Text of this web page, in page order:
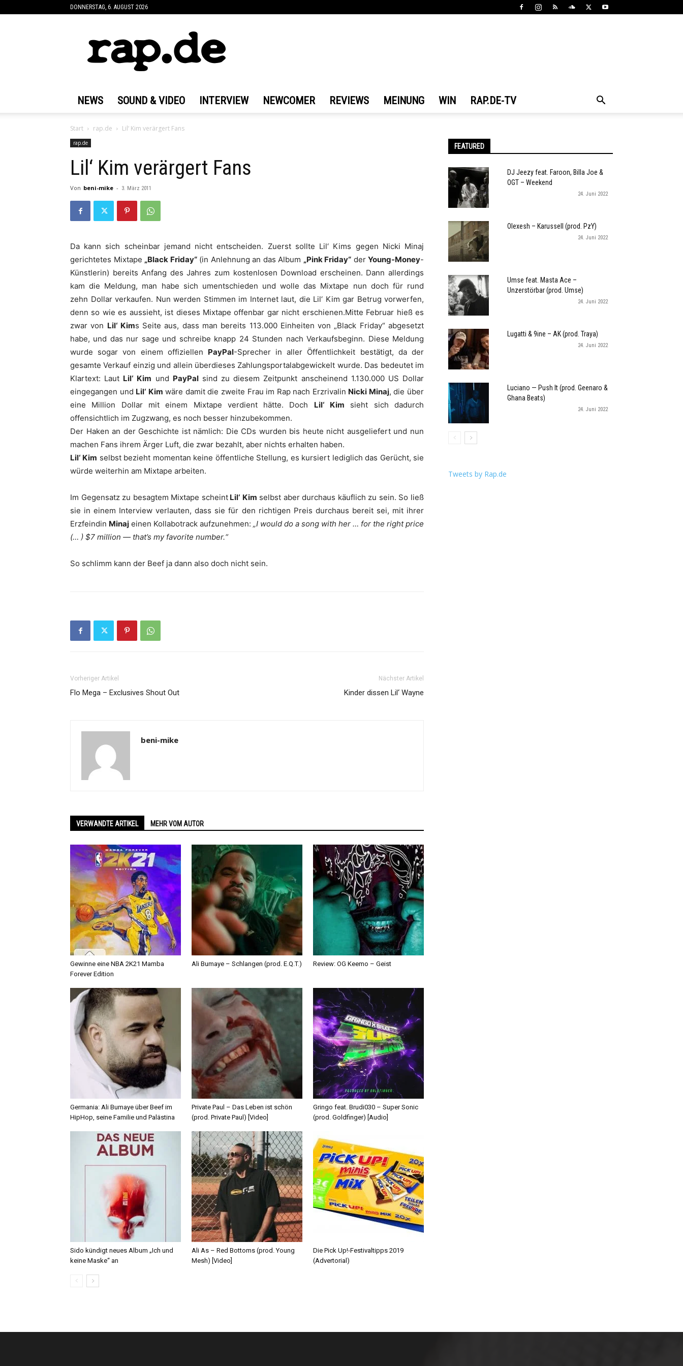
DONNERSTAG, 6. AUGUST 2026
NEWS SOUND & VIDEO INTERVIEW NEWCOMER REVIEWS MEINUNG WIN RAP.DE-TV
Start rap.de Lil‘ Kim verärgert Fans
rap.de
Lil‘ Kim verärgert Fans
Von beni-mike - 3. März 2011
Da kann sich scheinbar jemand nicht entscheiden. Zuerst sollte Lil‘ Kims gegen Nicki Minaj
gerichtetes Mixtape „Black Friday“(in Anlehnung an das Album „Pink Friday“ der Young-Money-
Künstlerin) bereits Anfang des Jahres zum kostenlosen Download erscheinen. Dann allerdings
kam die Meldung, man habe sich umentschieden und wolle das Mixtape nun doch für rund
zehn Dollar verkaufen. Nun werden Stimmen im Internet laut, die Lil‘ Kim gar Betrug vorwerfen,
denn so wie es aussieht, ist dieses Mixtape offenbar gar nicht erschienen.Mitte Februar hieß es
zwar von Lil‘ Kims Seite aus, dass man bereits 113.000 Einheiten von „Black Friday“abgesetzt
habe, und das nur sage und schreibe knapp 24 Stunden nach Verkaufsbeginn. Diese Meldung
wurde sogar von einem offiziellen PayPal-Sprecher in aller Öffentlichkeit bestätigt, da der
gesamte Verkauf einzig und allein überdieses Zahlungsportalabgewickelt wurde. Das bedeutet im
Klartext: Laut Lil‘ Kim und PayPalsind zu diesem Zeitpunkt anscheinend 1.130.000 US Dollar
eingegangen und Lil‘ Kim wäre damit die zweite Frau im Rap nach Erzrivalin Nicki Minaj, die über
eine Million Dollar mit einem Mixtape verdient hätte. Doch Lil‘ Kim sieht sich dadurch
offensichtlich im Zugzwang, es noch besser hinzubekommen.
Der Haken an der Geschichte ist nämlich: Die CDs wurden bis heute nicht ausgeliefert und nun
machen Fans ihrem Ärger Luft, die zwar bezahlt, aber nichts erhalten haben.
Lil‘ Kim selbst bezieht momentan keine öffentliche Stellung, es kursiert lediglich das Gerücht, sie
würde weiterhin am Mixtape arbeiten.
Im Gegensatz zu besagtem Mixtape scheintLil‘ Kim selbst aber durchaus käuflich zu sein. So ließ
sie in einem Interview verlauten, dass sie für den richtigen Preis durchaus bereit sei, mit ihrer
Erzfeindin Minaj einen Kollabotrack aufzunehmen: „I would do a song with her … for the right price
(… ) $7 million — that’s my favorite number.“
So schlimm kann der Beef ja dann also doch nicht sein.
Vorheriger Artikel
Flo Mega – Exclusives Shout Out
Nächster Artikel
Kinder dissen Lil‘ Wayne
beni-mike
VERWANDTE ARTIKEL MEHR VOM AUTOR
Gewinne eine NBA 2K21 Mamba
Forever Edition
Ali Bumaye – Schlangen (prod. E.Q.T.) Review: OG Keemo – Geist
Germania: Ali Bumaye über Beef im
HipHop, seine Familie und Palästina
Private Paul – Das Leben ist schön
(prod. Private Paul) [Video]
Gringo feat. Brudi030 – Super Sonic
(prod. Goldfinger) [Audio]
Sido kündigt neues Album „Ich und
keine Maske“ an
Ali As – Red Bottoms (prod. Young
Mesh) [Video]
Die Pick Up!-Festivaltipps 2019
(Advertorial)
FEATURED
DJ Jeezy feat. Faroon, Billa Joe &
OGT – Weekend
24. Juni 2022
Olexesh – Karussell (prod. PzY)
24. Juni 2022
Umse feat. Masta Ace –
Unzerstörbar (prod. Umse)
24. Juni 2022
Lugatti & 9ine – AK (prod. Traya)
24. Juni 2022
Luciano — Push It (prod. Geenaro &
Ghana Beats)
24. Juni 2022
Tweets by Rap.de